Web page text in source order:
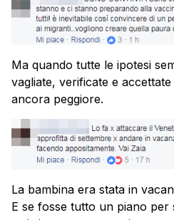
Ma quando tutte le ipotesi
vagliate, verificate e
ancora peggiore.
La bambina era stata in
E se fosse tutto un piano per